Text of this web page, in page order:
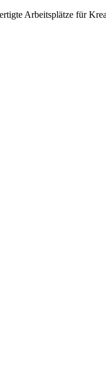
Arbeitsplätze für